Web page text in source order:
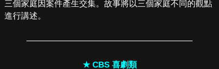
三個家庭因案件產生交集。故事將以三個家庭不同的觀點
進行講述。
————————————————————
★ CBS 喜劇類